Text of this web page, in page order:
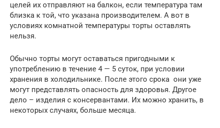
целей их отправляют на балкон, если температура там
близка к той, что указана производителем. А вот в
условиях комнатной температуры торты оставлять
нельзя.
Обычно торты могут оставаться пригодными к
употреблению в течение 4 — 5 суток, при условии
хранения в холодильнике. После этого срока они уже
могут представлять опасность для здоровья. Другое
дело – изделия с консервантами. Их можно хранить, в
некоторых случаях, больше месяца.